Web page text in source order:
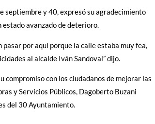
septiembre y 40, expresó su agradecimiento
avanzado de deterioro.
por aquí porque la calle estaba muy fea,
al alcalde Iván Sandoval” dijo.
compromiso con los ciudadanos de mejorar las
y Servicios Públicos, Dagoberto Buzani
del 30 Ayuntamiento.